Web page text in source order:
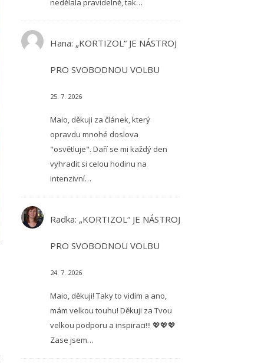
nedělala pravidelně, tak…
Hana: „KORTIZOL“ JE NÁSTROJ
PRO SVOBODNOU VOLBU
25. 7. 2026
Maio, děkuji za článek, který
opravdu mnohé doslova
"osvětluje". Daří se mi každý den
vyhradit si celou hodinu na
intenzivní…
Radka: „KORTIZOL“ JE NÁSTROJ
PRO SVOBODNOU VOLBU
24. 7. 2026
Maio, děkuji! Taky to vidím a ano,
mám velkou touhu! Děkuji za Tvou
velkou podporu a inspiraci!!! 💖💖💖
Zase jsem…